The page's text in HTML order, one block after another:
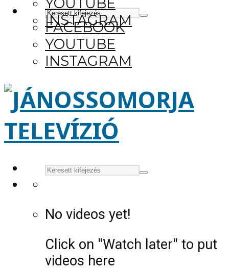
YOUTUBE
INSTAGRAM
FACEBOOK
YOUTUBE
INSTAGRAM
No videos yet!
Click on "Watch later" to put
videos here